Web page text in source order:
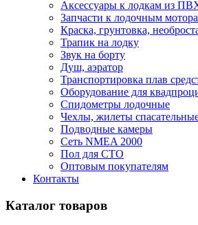
Аксессуары к лодкам из
Запчасти к лодочным
Краска, грунтовка,
Трапик на лодку
Звук на борту
Душ, аэратор
Транспортировка плав
Оборудование для
Спидометры лодочные
Чехлы, жилеты
Подводные камеры
Сеть NMEA 2000
Пол для СТО
Оптовым покупателям
Контакты
Каталог товаров